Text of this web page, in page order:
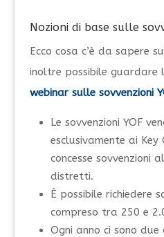
Nozioni di base sulle
Ecco cosa c’è da sapere
inoltre possibile guardare
webinar sulle sovvenzioni
Le sovvenzioni YOF
esclusivamente ai Key
concesse sovvenzioni
distretti.
È possibile richiedere
compreso tra 250 e
Ogni anno ci sono due